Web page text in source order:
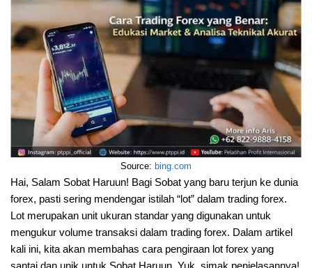
Source: bing.com
Hai, Salam Sobat Haruun! Bagi Sobat yang baru terjun ke dunia
forex, pasti sering mendengar istilah “lot” dalam trading forex.
Lot merupakan unit ukuran standar yang digunakan untuk
mengukur volume transaksi dalam trading forex. Dalam artikel
kali ini, kita akan membahas cara pengiraan lot forex yang